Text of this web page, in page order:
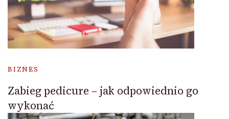
BIZNES
Zabieg pedicure – jak odpowiednio go
wykonać